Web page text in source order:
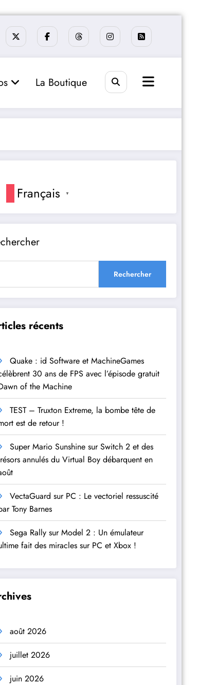
La Boutique
Français ▼
Rechercher
récents
Quake : id Software et MachineGames
30 ans de FPS avec l’épisode gratuit
of the Machine
TEST – Truxton Extreme, la bombe tête de
est de retour !
Super Mario Sunshine sur Switch 2 et des
annulés du Virtual Boy débarquent en
VectaGuard sur PC : Le vectoriel ressuscité
Tony Barnes
Sega Rally sur Model 2 : Un émulateur
fait des miracles sur PC et Xbox !
août 2026
juillet 2026
juin 2026